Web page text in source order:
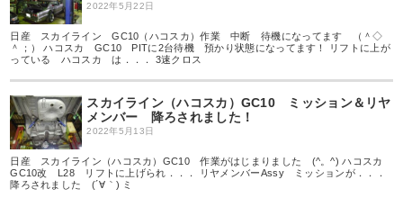
2022年5月22日
日産 スカイライン GC10（ハコスカ）作業 中断 待機になってます （＾◇
＾；） ハコスカ GC10 PITに2台待機 預かり状態になってます！ リフトに上が
っている ハコスカ は．．． 3速クロス
スカイライン（ハコスカ）GC10 ミッション＆リヤ
メンバー 降ろされました！
2022年5月13日
日産 スカイライン（ハコスカ）GC10 作業がはじまりました (^。^) ハコスカ
GC10改 L28 リフトに上げられ．．． リヤメンバーAssy ミッションが．．．
降ろされました (´∀｀) ミ